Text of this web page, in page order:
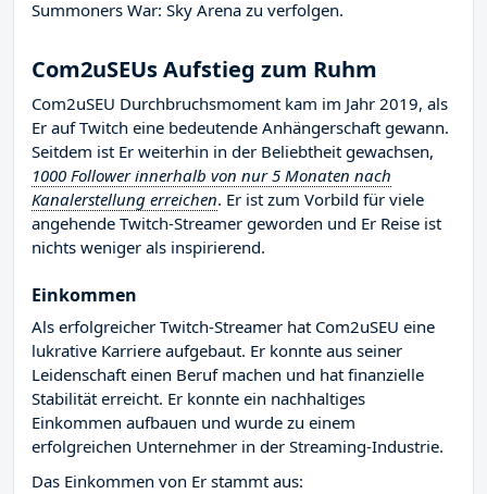
Summoners War: Sky Arena zu verfolgen.
Com2uSEUs Aufstieg zum Ruhm
Com2uSEU Durchbruchsmoment kam im Jahr 2019, als
Er auf Twitch eine bedeutende Anhängerschaft gewann.
Seitdem ist Er weiterhin in der Beliebtheit gewachsen,
1000 Follower innerhalb von nur 5 Monaten nach
Kanalerstellung erreichen. Er ist zum Vorbild für viele
angehende Twitch-Streamer geworden und Er Reise ist
nichts weniger als inspirierend.
Einkommen
Als erfolgreicher Twitch-Streamer hat Com2uSEU eine
lukrative Karriere aufgebaut. Er konnte aus seiner
Leidenschaft einen Beruf machen und hat finanzielle
Stabilität erreicht. Er konnte ein nachhaltiges
Einkommen aufbauen und wurde zu einem
erfolgreichen Unternehmer in der Streaming-Industrie.
Das Einkommen von Er stammt aus: